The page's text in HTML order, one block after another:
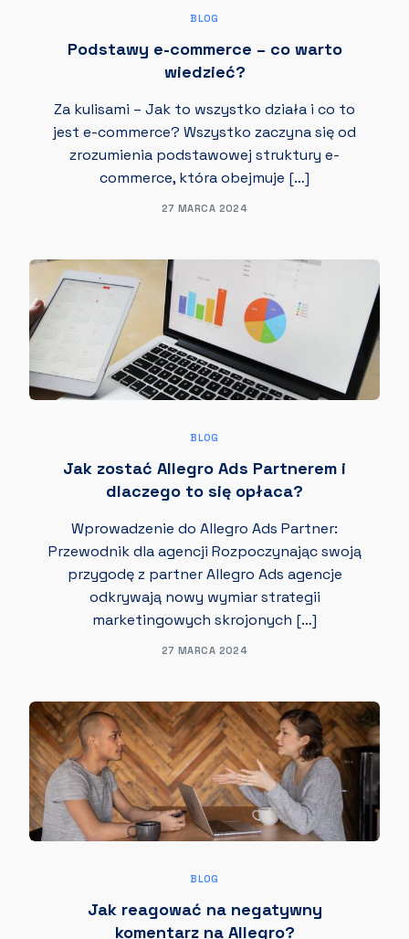
BLOG
Podstawy e-commerce – co warto
wiedzieć?
Za kulisami – Jak to wszystko działa i co to
jest e-commerce? Wszystko zaczyna się od
zrozumienia podstawowej struktury e-
commerce, która obejmuje […]
27 MARCA 2024
BLOG
Jak zostać Allegro Ads Partnerem i
dlaczego to się opłaca?
Wprowadzenie do Allegro Ads Partner:
Przewodnik dla agencji Rozpoczynając swoją
przygodę z partner Allegro Ads agencje
odkrywają nowy wymiar strategii
marketingowych skrojonych […]
27 MARCA 2024
BLOG
Jak reagować na negatywny
komentarz na Allegro?